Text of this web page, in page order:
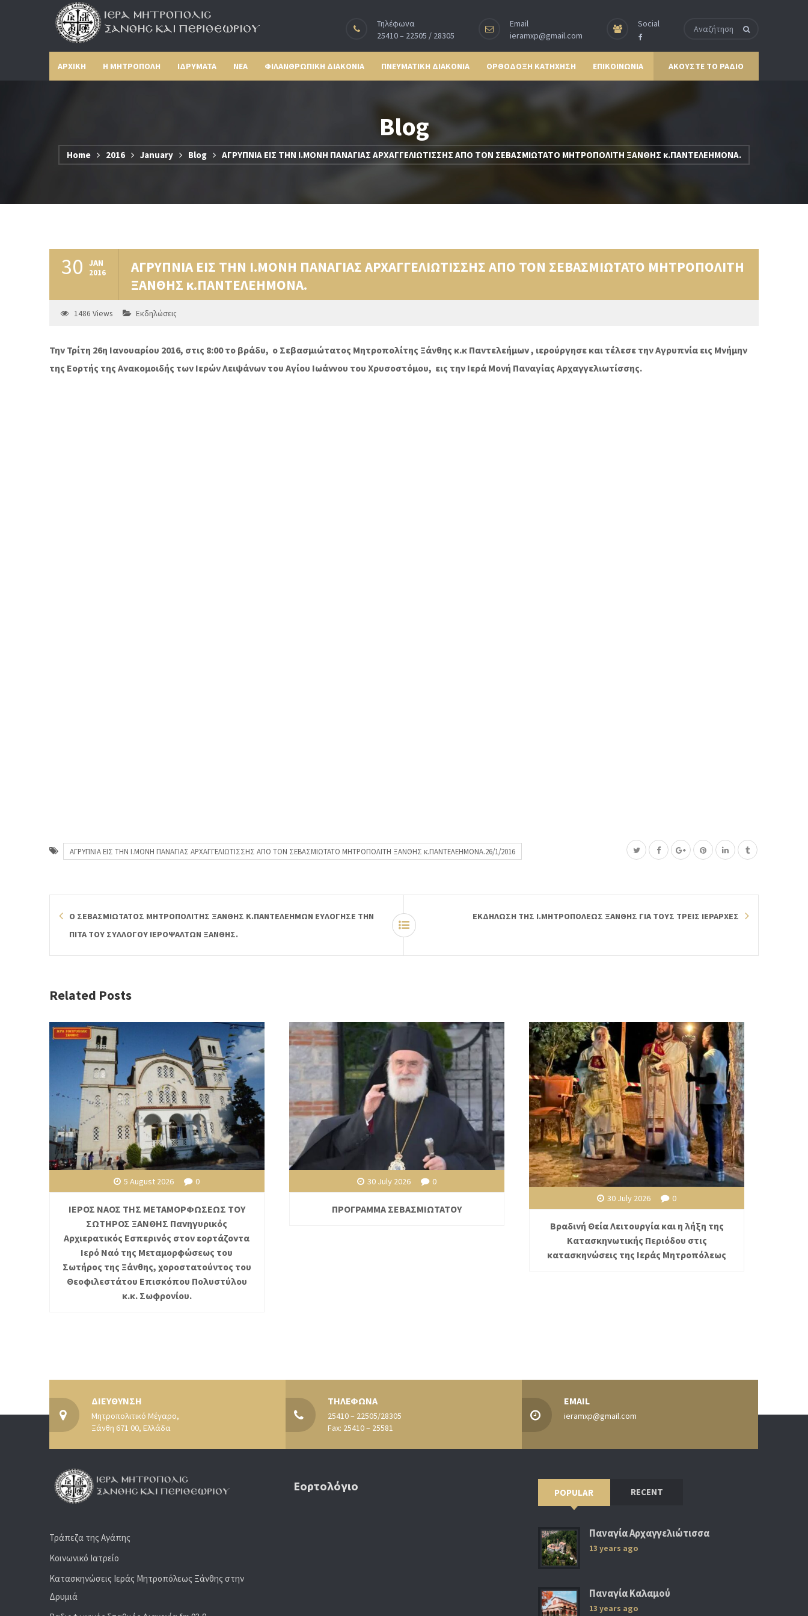
Τηλέφωνα
25410 – 22505 / 28305
Email
ieramxp@gmail.com
Social
ΑΡΧΙΚΗ Η ΜΗΤΡΟΠΟΛΗ ΙΔΡΥΜΑΤΑ ΝΕΑ ΦΙΛΑΝΘΡΩΠΙΚΗ ΔΙΑΚΟΝΙΑ ΠΝΕΥΜΑΤΙΚΗ ΔΙΑΚΟΝΙΑ ΟΡΘΟΔΟΞΗ ΚΑΤΗΧΗΣΗ ΕΠΙΚΟΙΝΩΝΙΑ ΑΚΟΥΣΤΕ ΤΟ ΡΑΔΙΟ
Blog
Home 2016 January Blog ΑΓΡΥΠΝΙΑ ΕΙΣ ΤΗΝ Ι.ΜΟΝΗ ΠΑΝΑΓΙΑΣ ΑΡΧΑΓΓΕΛΙΩΤΙΣΣΗΣ ΑΠΟ ΤΟΝ ΣΕΒΑΣΜΙΩΤΑΤΟ ΜΗΤΡΟΠΟΛΙΤΗ ΞΑΝΘΗΣ κ.ΠΑΝΤΕΛΕΗΜΟΝΑ.
30 JAN
2016
ΑΓΡΥΠΝΙΑ ΕΙΣ ΤΗΝ Ι.ΜΟΝΗ ΠΑΝΑΓΙΑΣ ΑΡΧΑΓΓΕΛΙΩΤΙΣΣΗΣ ΑΠΟ ΤΟΝ ΣΕΒΑΣΜΙΩΤΑΤΟ ΜΗΤΡΟΠΟΛΙΤΗ
ΞΑΝΘΗΣ κ.ΠΑΝΤΕΛΕΗΜΟΝΑ.
1486 Views Εκδηλώσεις
Την Τρίτη 26η Ιανουαρίου 2016, στις 8:00 το βράδυ, ο Σεβασμιώτατος Μητροπολίτης Ξάνθης κ.κ Παντελεήμων , ιερούργησε και τέλεσε την Αγρυπνία εις Μνήμην
της Εορτής της Ανακομοιδής των Ιερών Λειψάνων του Αγίου Ιωάννου του Χρυσοστόμου, εις την Ιερά Μονή Παναγίας Αρχαγγελιωτίσσης.
ΑΓΡΥΠΝΙΑ ΕΙΣ ΤΗΝ Ι.ΜΟΝΗ ΠΑΝΑΓΙΑΣ ΑΡΧΑΓΓΕΛΙΩΤΙΣΣΗΣ ΑΠΟ ΤΟΝ ΣΕΒΑΣΜΙΩΤΑΤΟ ΜΗΤΡΟΠΟΛΙΤΗ ΞΑΝΘΗΣ κ.ΠΑΝΤΕΛΕΗΜΟΝΑ.26/1/2016
Ο ΣΕΒΑΣΜΙΩΤΑΤΟΣ ΜΗΤΡΟΠΟΛΙΤΗΣ ΞΑΝΘΗΣ Κ.ΠΑΝΤΕΛΕΗΜΩΝ ΕΥΛΟΓΗΣΕ ΤΗΝ
ΠΙΤΑ ΤΟΥ ΣΥΛΛΟΓΟΥ ΙΕΡΟΨΑΛΤΩΝ ΞΑΝΘΗΣ.
ΕΚΔΗΛΩΣΗ ΤΗΣ Ι.ΜΗΤΡΟΠΟΛΕΩΣ ΞΑΝΘΗΣ ΓΙΑ ΤΟΥΣ ΤΡΕΙΣ ΙΕΡΑΡΧΕΣ
Related Posts
5 August 2026 0
ΙΕΡΟΣ ΝΑΟΣ ΤΗΣ ΜΕΤΑΜΟΡΦΩΣΕΩΣ ΤΟΥ
ΣΩΤΗΡΟΣ ΞΑΝΘΗΣ Πανηγυρικός
Αρχιερατικός Εσπερινός στον εορτάζοντα
Ιερό Ναό της Μεταμορφώσεως του
Σωτήρος της Ξάνθης, χοροστατούντος του
Θεοφιλεστάτου Επισκόπου Πολυστύλου
κ.κ. Σωφρονίου.
30 July 2026 0
ΠΡΟΓΡΑΜΜΑ ΣΕΒΑΣΜΙΩΤΑΤΟΥ
30 July 2026 0
Βραδινή Θεία Λειτουργία και η λήξη της
Κατασκηνωτικής Περιόδου στις
κατασκηνώσεις της Ιεράς Μητροπόλεως
ΔΙΕΥΘΥΝΣΗ
Μητροπολιτικό Μέγαρο,
Ξάνθη 671 00, Ελλάδα
ΤΗΛΕΦΩΝΑ
25410 – 22505/28305
Fax: 25410 – 25581
EMAIL
ieramxp@gmail.com
Τράπεζα της Αγάπης
Κοινωνικό Ιατρείο
Κατασκηνώσεις Ιεράς Μητροπόλεως Ξάνθης στην
Δρυμιά
Εορτολόγιο POPULAR RECENT
Παναγία Αρχαγγελιώτισσα
13 years ago
Παναγία Καλαμού
13 years ago